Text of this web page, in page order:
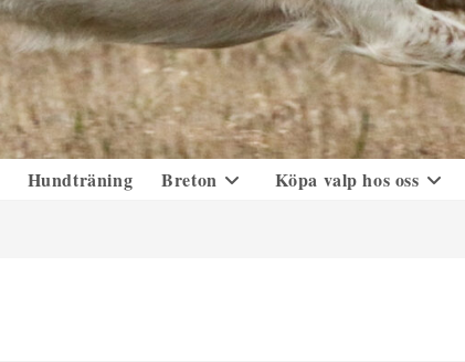
Hundträning Breton Köpa valp hos oss